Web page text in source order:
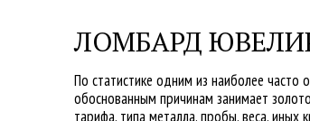
ЛОМБАРД
По статистике одним из наиболее часто
обоснованным причинам занимает
тарифа, типа металла, пробы, веса,